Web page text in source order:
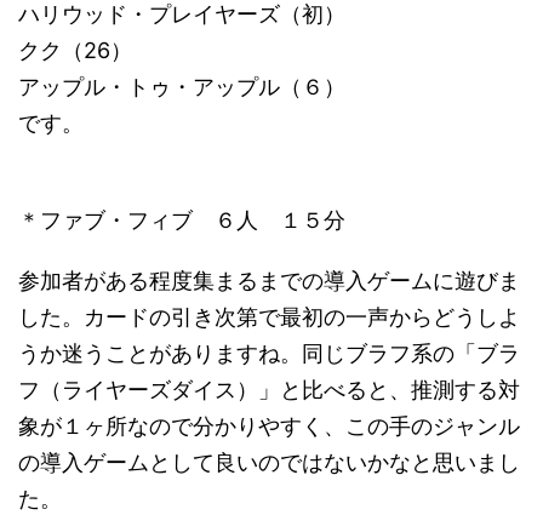
ハリウッド・プレイヤーズ（初）
クク（26）
アップル・トゥ・アップル（６）
です。
＊ファブ・フィブ ６人 １５分
参加者がある程度集まるまでの導入ゲームに遊びま
した。カードの引き次第で最初の一声からどうしよ
うか迷うことがありますね。同じブラフ系の「ブラ
フ（ライヤーズダイス）」と比べると、推測する対
象が１ヶ所なので分かりやすく、この手のジャンル
の導入ゲームとして良いのではないかなと思いまし
た。